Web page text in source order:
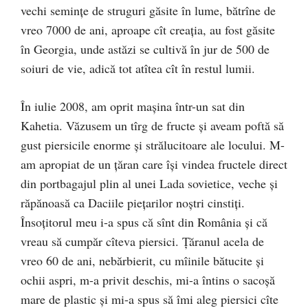
vechi seminţe de struguri găsite în lume, bătrîne de
vreo 7000 de ani, aproape cît creaţia, au fost găsite
în Georgia, unde astăzi se cultivă în jur de 500 de
soiuri de vie, adică tot atîtea cît în restul lumii.
În iulie 2008, am oprit maşina într-un sat din
Kahetia. Văzusem un tîrg de fructe şi aveam poftă să
gust piersicile enorme şi strălucitoare ale locului. M-
am apropiat de un ţăran care îşi vindea fructele direct
din portbagajul plin al unei Lada sovietice, veche şi
răpănoasă ca Daciile pieţarilor noştri cinstiţi.
Însoţitorul meu i-a spus că sînt din România şi că
vreau să cumpăr cîteva piersici. Ţăranul acela de
vreo 60 de ani, nebărbierit, cu mîinile bătucite şi
ochii aspri, m-a privit deschis, mi-a întins o sacoşă
mare de plastic şi mi-a spus să îmi aleg piersici cîte